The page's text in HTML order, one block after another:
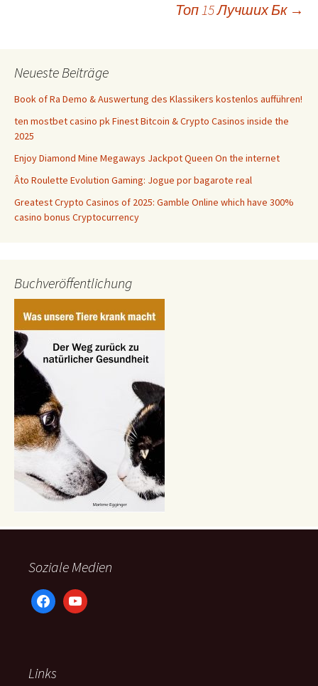
Топ 15 Лучших Бк →
Neueste Beiträge
Book of Ra Demo & Auswertung des Klassikers kostenlos aufführen!
ten mostbet casino pk Finest Bitcoin & Crypto Casinos inside the
2025
Enjoy Diamond Mine Megaways Jackpot Queen On the internet
Âto Roulette Evolution Gaming: Jogue por bagarote real
Greatest Crypto Casinos of 2025: Gamble Online which have 300%
casino bonus Cryptocurrency
Buchveröffentlichung
Soziale Medien
facebookyoutube
Links